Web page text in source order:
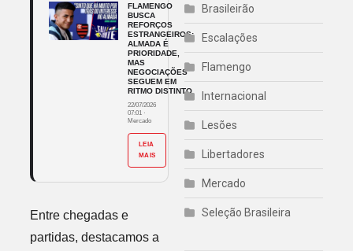
FLAMENGO
BUSCA
REFORÇOS
ESTRANGEIROS:
ALMADA É
PRIORIDADE,
MAS
NEGOCIAÇÕES
SEGUEM EM
RITMO DISTINTO
22/07/2026
07:01 ·
Mercado
LEIA
MAIS
Entre chegadas e
partidas, destacamos a
Brasileirão
Escalações
Flamengo
Internacional
Lesões
Libertadores
Mercado
Seleção Brasileira